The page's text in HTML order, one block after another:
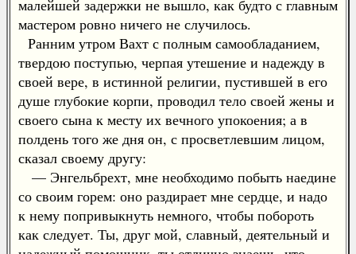
малейшей задержки не вышло, как будто с главным
мастером ровно ничего не случилось.
Ранним утром Вахт с полным самообладанием,
твердою поступью, черпая утешение и надежду в
своей вере, в истинной религии, пустившей в его
душе глубокие корпи, проводил тело своей жены и
своего сына к месту их вечного упокоения; а в
полдень того же дня он, с просветлевшим лицом,
сказал своему другу:
— Энгельбрехт, мне необходимо побыть наедине
со своим горем: оно раздирает мне сердце, и надо
к нему попривыкнуть немного, чтобы побороть
как следует. Ты, друг мой, славный, деятельный и